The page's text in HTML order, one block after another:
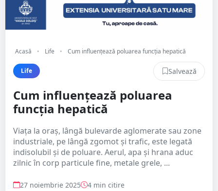
Acasă • Life • Cum influențează poluarea funcția hepatică
Life Salvează
Cum influențează poluarea
funcția hepatică
Viața la oraș, lângă bulevarde aglomerate sau zone
industriale, pe lângă zgomot și trafic, este legată
indisolubil și de poluare. Aerul, apa și hrana aduc
zilnic în corp particule fine, metale grele, ...
27 noiembrie 2025 4 min citire